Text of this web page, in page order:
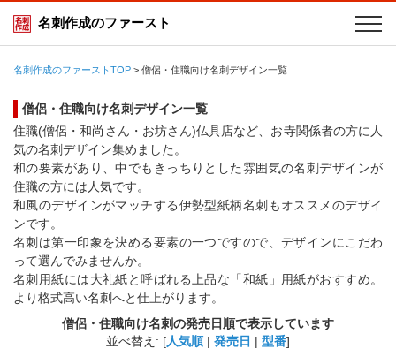
名刺作成のファースト
名刺作成のファーストTOP > 僧侶・住職向け名刺デザイン一覧
僧侶・住職向け名刺デザイン一覧
住職(僧侶・和尚さん・お坊さん)仏具店など、お寺関係者の方に人
気の名刺デザイン集めました。
和の要素があり、中でもきっちりとした雰囲気の名刺デザインが
住職の方には人気です。
和風のデザインがマッチする伊勢型紙柄名刺もオススメのデザイ
ンです。
名刺は第一印象を決める要素の一つですので、デザインにこだわ
って選んでみませんか。
名刺用紙には大礼紙と呼ばれる上品な「和紙」用紙がおすすめ。
より格式高い名刺へと仕上がります。
僧侶・住職向け名刺の発売日順で表示しています
並べ替え: [人気順| 発売日 | 型番]